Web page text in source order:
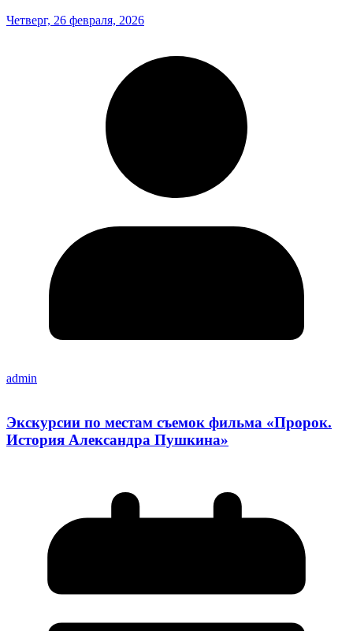
Четверг, 26 февраля, 2026
admin
Экскурсии по местам съемок фильма «Пророк.
История Александра Пушкина»